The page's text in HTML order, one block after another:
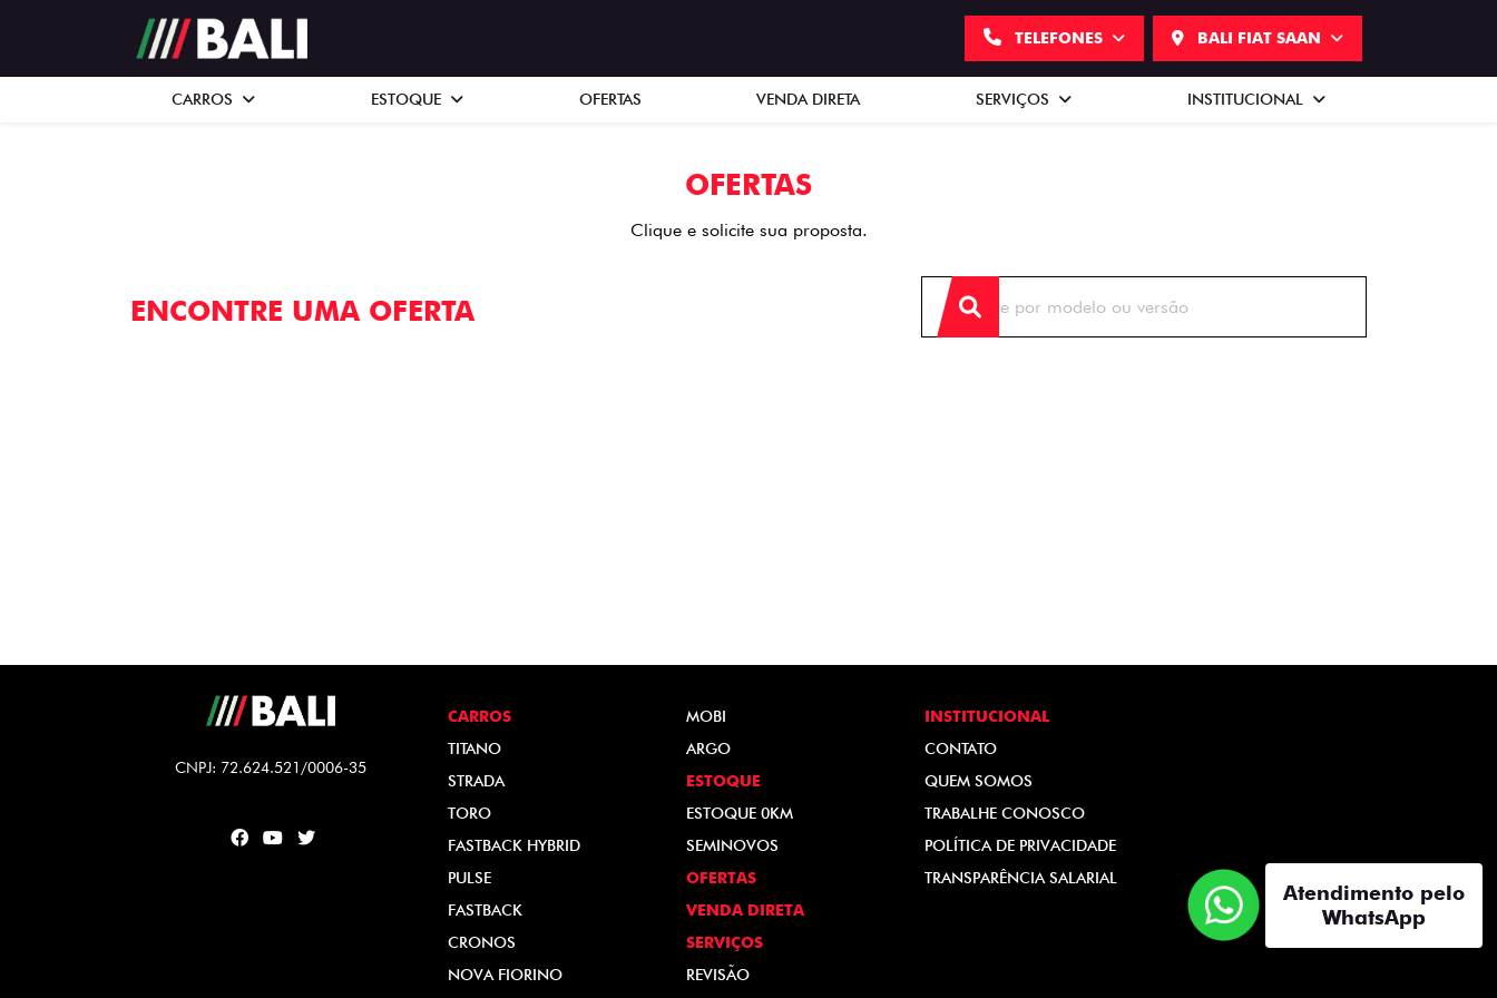
TELEFONES BALI FIAT SAAN
CARROS ESTOQUE OFERTAS VENDA DIRETA SERVIÇOS INSTITUCIONAL
OFERTAS
Clique e solicite sua proposta.
ENCONTRE UMA OFERTA
CNPJ: 72.624.521/0006-35
CARROS
TITANO
STRADA
TORO
FASTBACK HYBRID
PULSE
FASTBACK
CRONOS
NOVA FIORINO
MOBI
ARGO
ESTOQUE
ESTOQUE 0KM
SEMINOVOS
OFERTAS
VENDA DIRETA
SERVIÇOS
REVISÃO
INSTITUCIONAL
CONTATO
QUEM SOMOS
TRABALHE CONOSCO
POLÍTICA DE PRIVACIDADE
TRANSPARÊNCIA SALARIAL
Atendimento pelo
WhatsApp